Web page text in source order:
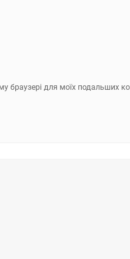
браузері для моїх подальших